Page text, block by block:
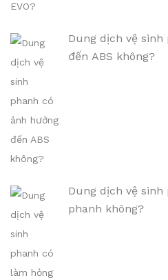
Dung dịch vệ
đến ABS không?
Dung dịch vệ
phanh không?